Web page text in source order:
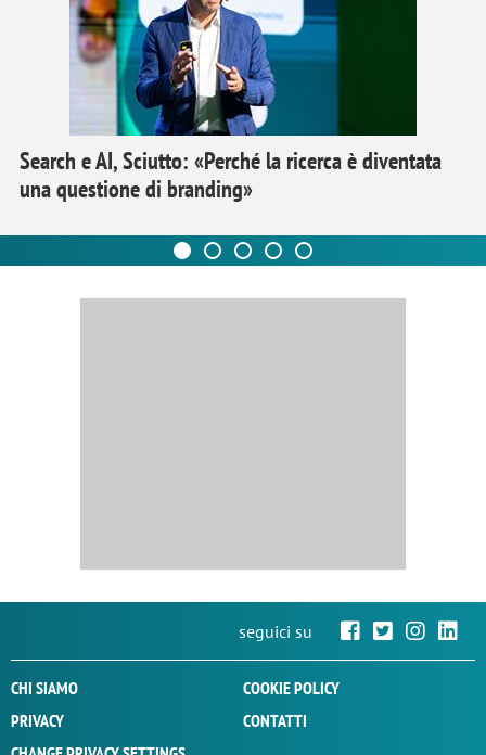
Search e AI, Sciutto: «Perché la ricerca è diventata
una questione di branding»
seguici su
CHI SIAMO
COOKIE POLICY
PRIVACY
CONTATTI